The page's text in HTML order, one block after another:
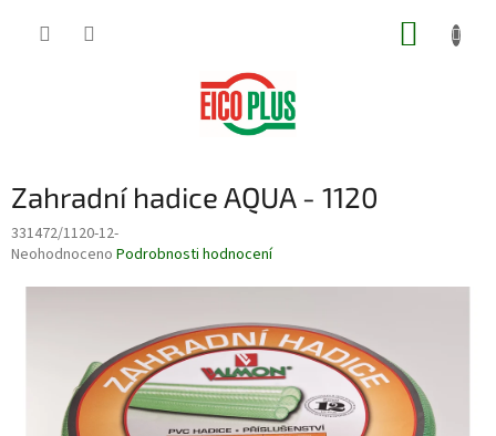
Zahradní hadice AQUA - 1120
331472/1120-12-
Průměrné
hvězdiček.
Neohodnoceno Podrobnosti hodnocení